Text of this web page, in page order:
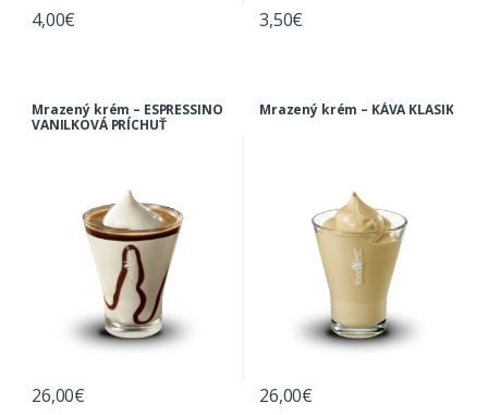
4,00€ 3,50€
Mrazený krém – ESPRESSINO
VANILKOVÁ PRÍCHUŤ
26,00€
Mrazený krém – KÁVA KLASIK
26,00€